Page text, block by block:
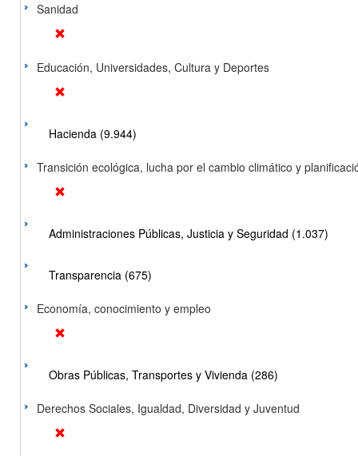
Sanidad
Educación, Universidades, Cultura y Deportes
Hacienda (9.944)
Transición ecológica, lucha por el cambio climático y
Administraciones Públicas, Justicia y Seguridad (1.037)
Transparencia (675)
Economía, conocimiento y empleo
Obras Públicas, Transportes y Vivienda (286)
Derechos Sociales, Igualdad, Diversidad y Juventud